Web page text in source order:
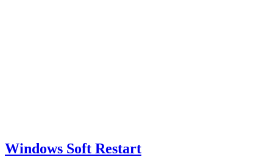
Windows Soft Restart